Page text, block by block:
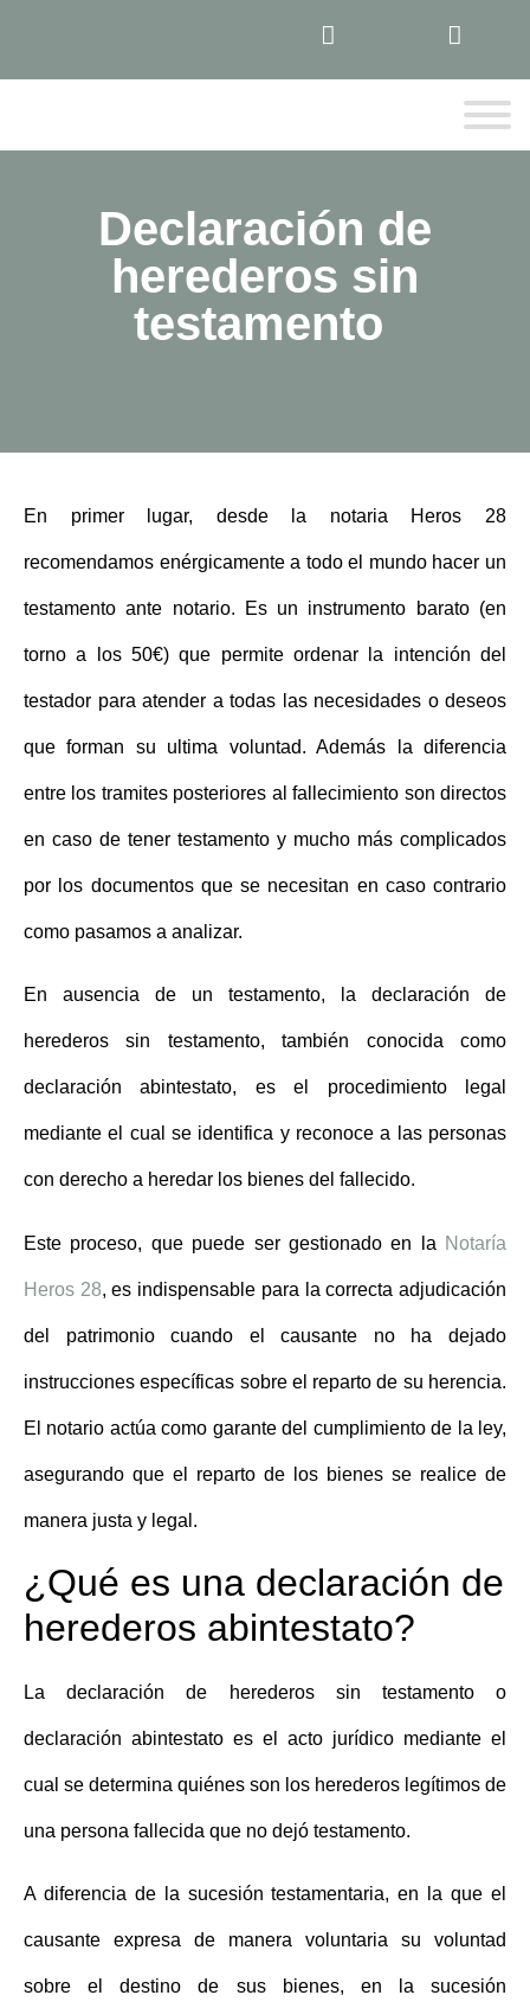
Declaración de
herederos sin
testamento
En primer lugar, desde la notaria Heros 28
recomendamos enérgicamente a todo el mundo hacer un
testamento ante notario. Es un instrumento barato (en
torno a los 50€) que permite ordenar la intención del
testador para atender a todas las necesidades o deseos
que forman su ultima voluntad. Además la diferencia
entre los tramites posteriores al fallecimiento son directos
en caso de tener testamento y mucho más complicados
por los documentos que se necesitan en caso contrario
como pasamos a analizar.
En ausencia de un testamento, la declaración de
herederos sin testamento, también conocida como
declaración abintestato, es el procedimiento legal
mediante el cual se identifica y reconoce a las personas
con derecho a heredar los bienes del fallecido.
Este proceso, que puede ser gestionado en la Notaría
Heros 28, es indispensable para la correcta adjudicación
del patrimonio cuando el causante no ha dejado
instrucciones específicas sobre el reparto de su herencia.
El notario actúa como garante del cumplimiento de la ley,
asegurando que el reparto de los bienes se realice de
manera justa y legal.
¿Qué es una declaración de
herederos abintestato?
Ladeclaración de herederos sin testamentoo
declaración abintestato es el acto jurídico mediante el
cual se determina quiénes son los herederos legítimos de
una persona fallecida que no dejó testamento.
A diferencia de la sucesión testamentaria, en la que el
causante expresa de manera voluntaria su voluntad
sobre el destino de sus bienes, en la sucesión